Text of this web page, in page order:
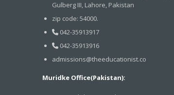
Gulberg III, Lahore, Pakistan
zip code: 54000.
042-35913917
042-35913916
admissions@theeducationist.co
Muridke Office(Pakistan):